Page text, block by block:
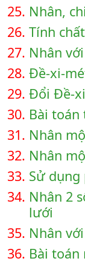
25. Nhân,
26. Tính
27. Nhân
28. Đề-xi-
29. Đổi Đề-
30. Bài
31. Nhân
32. Nhân
33. Sử
34. Nhân 2
lưới
35. Nhân
36. Bài toán